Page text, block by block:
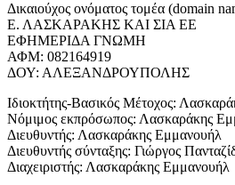
Δικαιούχος ονόματος τομέα (domain
Ε. ΛΑΣΚΑΡΑΚΗΣ ΚΑΙ ΣΙΑ ΕΕ
ΕΦΗΜΕΡΙΔΑ ΓΝΩΜΗ
ΑΦΜ: 082164919
ΔΟΥ: ΑΛΕΞΑΝΔΡΟΥΠΟΛΗΣ
Ιδιοκτήτης-Βασικός Μέτοχος:
Νόμιμος εκπρόσωπος: Λασκαράκης
Διευθυντής: Λασκαράκης Εμμανουήλ
Διευθυντής σύνταξης: Γιώργος
Διαχειριστής: Λασκαράκης Εμμανουήλ